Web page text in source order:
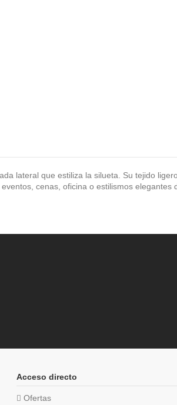
lateral que estiliza la silueta. Su tejido
cenas, oficina o estilismos elegantes
Acceso directo
Ofertas